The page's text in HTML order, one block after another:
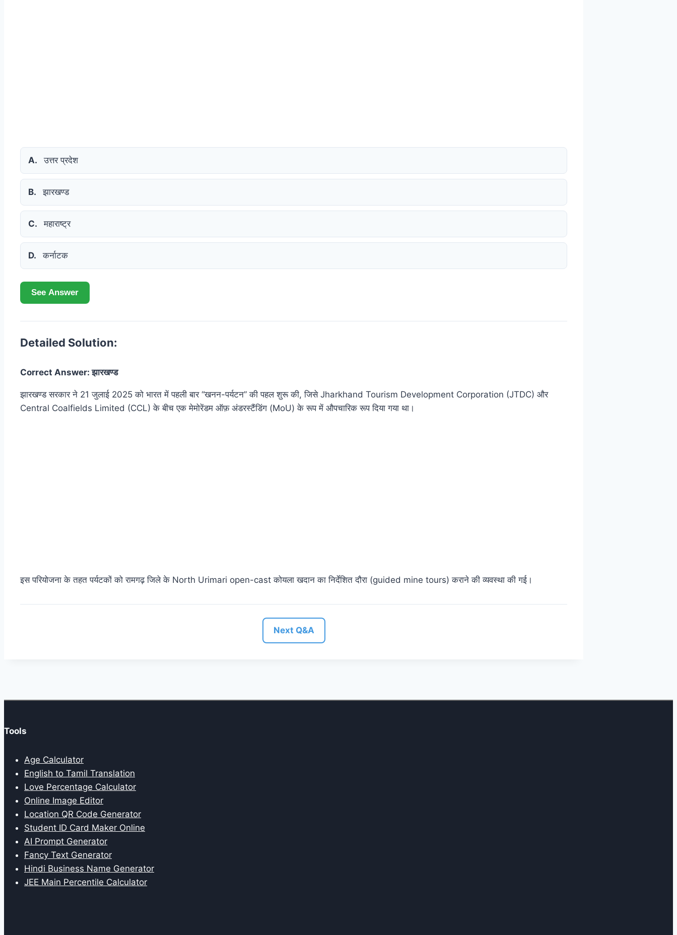
A. उत्तर प्रदेश
B. झारखण्ड
C. महाराष्ट्र
D. कर्नाटक
See Answer
Detailed Solution:
Correct Answer: झारखण्ड
झारखण्ड सरकार ने 21 जुलाई 2025 को भारत में पहली बार “खनन-पर्यटन” की पहल शुरू की, जिसे Jharkhand Tourism Development Corporation (JTDC) और
Central Coalfields Limited (CCL) के बीच एक मेमोरेंडम ऑफ़ अंडरस्टैंडिंग (MoU) के रूप में औपचारिक रूप दिया गया था।
इस परियोजना के तहत पर्यटकों को रामगढ़ जिले के North Urimari open-cast कोयला खदान का निर्देशित दौरा (guided mine tours) कराने की व्यवस्था की गई।
Next Q&A
Tools
Age Calculator
English to Tamil Translation
Love Percentage Calculator
Online Image Editor
Location QR Code Generator
Student ID Card Maker Online
AI Prompt Generator
Fancy Text Generator
Hindi Business Name Generator
JEE Main Percentile Calculator